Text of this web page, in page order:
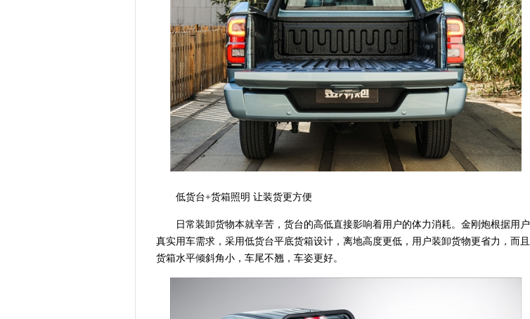
低货台+货箱照明 让装货更方便
日常装卸货物本就辛苦，货台的高低直接影响着用户的体力消耗。金刚炮根据用户
真实用车需求，采用低货台平底货箱设计，离地高度更低，用户装卸货物更省力，而且
货箱水平倾斜角小，车尾不翘，车姿更好。